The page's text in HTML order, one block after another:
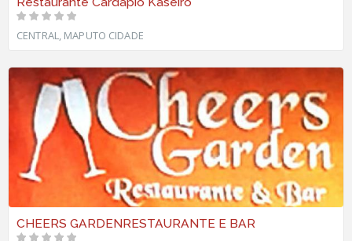
CENTRAL, MAPUTO CIDADE
CHEERS GARDENRESTAURANTE E BAR